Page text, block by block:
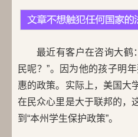
最近有客户在咨询大鹤
民呢？”。因为他的孩子明
惠的政策。实际上，美国大
在民众心里是大于联邦的，
到“本州学生保护政策”。